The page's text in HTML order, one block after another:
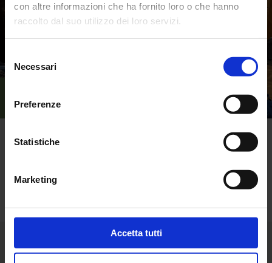
con altre informazioni che ha fornito loro o che hanno
raccolto dal suo utilizzo dei loro servizi.
delNecessari
Preferenze
Statistiche
Marketing
Accetta tutti